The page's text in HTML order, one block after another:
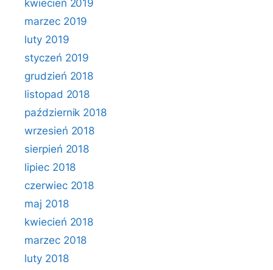
kwiecień 2019
marzec 2019
luty 2019
styczeń 2019
grudzień 2018
listopad 2018
październik 2018
wrzesień 2018
sierpień 2018
lipiec 2018
czerwiec 2018
maj 2018
kwiecień 2018
marzec 2018
luty 2018